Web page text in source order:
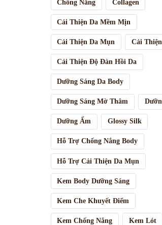
Chống Nắng Collagen
Cải Thiện Da Mềm Mịn
Cải Thiện Da Mụn Cải
Cải Thiện Độ Đàn Hồi Da
Dưỡng Sáng Da Body
Dưỡng Sáng Mờ Thâm
Dưỡng Ẩm Glossy Silk
Hỗ Trợ Chống Nắng Body
Hỗ Trợ Cải Thiện Da Mụn
Kem Body Dưỡng Sáng
Kem Che Khuyết Điểm
Kem Chống Nắng Kem Lót